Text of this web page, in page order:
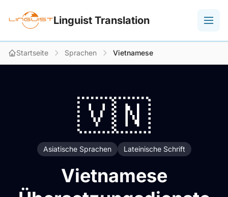
Linguist Translation
Startseite Sprachen Vietnamese
🇻🇳
Asiatische Sprachen Lateinische Schrift
Vietnamese